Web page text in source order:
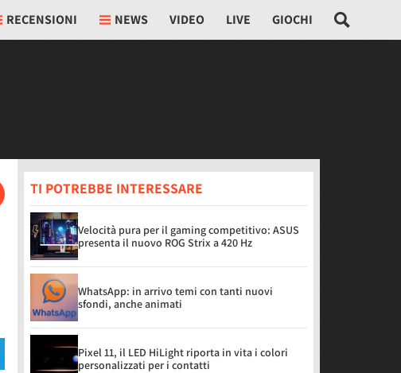
RECENSIONI NEWS VIDEO LIVE GIOCHI
TI POTREBBE INTERESSARE
Velocità pura per il gaming competitivo: ASUS
presenta il nuovo ROG Strix a 420 Hz
WhatsApp: in arrivo temi con tanti nuovi
sfondi, anche animati
Pixel 11, il LED HiLight riporta in vita i colori
personalizzati per i contatti